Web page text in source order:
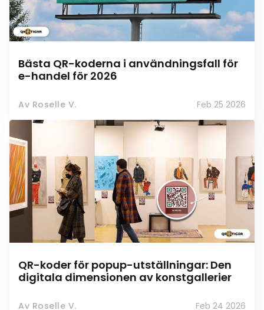
Bästa QR-koderna i användningsfall för
e-handel för 2026
Av Roselle V. Feb 25 2026
QR-koder för popup-utställningar: Den
digitala dimensionen av konstgallerier
Av Roselle V. Feb 24 2026